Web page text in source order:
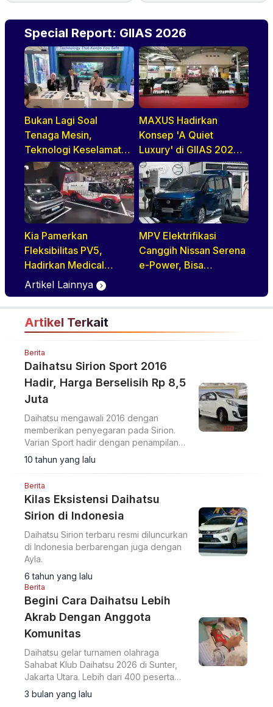
Special Report: GIIAS 2026
Bukan Lagi Soal
Tenaga Mesin,
Teknologi Keselamatan
Jadi Tren Baru di GIIAS
2026
MAXUS Hadirkan
Konsep 'A Quiet
Luxury' di GIIAS 2026
melalui Jajaran
Premium Electric MPV
Kia Pamerkan
Fleksibilitas PV5,
Hadirkan Medical
Purpose Vehicle di
GIIAS 2026
MPV Elektrifikasi
Canggih Nissan Serena
e-Power, Bisa
Kebutuhan Harian
Keluarga
Artikel Lainnya
Artikel Terkait
Berita
Daihatsu Sirion Sport 2016
Hadir, Harga Berselisih Rp 8,5
Juta
Daihatsu mengawali 2016 dengan
memberikan penyegaran pada Sirion.
Varian Sport hadir dengan penampilan
eksterior lebih agresif.
10 tahun yang lalu
Berita
Kilas Eksistensi Daihatsu
Sirion di Indonesia
Daihatsu Sirion terbaru resmi diluncurkan
di Indonesia berbarengan juga dengan
Ayla.
6 tahun yang lalu
Berita
Begini Cara Daihatsu Lebih
Akrab Dengan Anggota
Komunitas
Daihatsu gelar turnamen olahraga
Sahabat Klub Daihatsu 2026 di Sunter,
Jakarta Utara. Lebih dari 400 peserta
dari 21 klub ikuti bulutangkis, padel, tenis
meja, hingga e-sport.
3 bulan yang lalu